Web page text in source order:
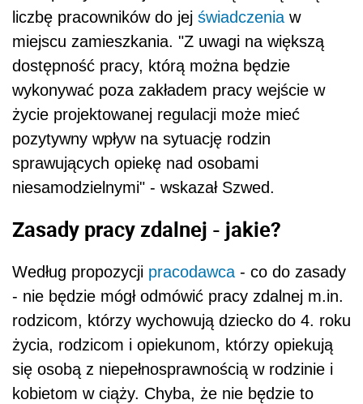
liczbę pracowników do jej świadczenia w
miejscu zamieszkania. "Z uwagi na większą
dostępność pracy, którą można będzie
wykonywać poza zakładem pracy wejście w
życie projektowanej regulacji może mieć
pozytywny wpływ na sytuację rodzin
sprawujących opiekę nad osobami
niesamodzielnymi" - wskazał Szwed.
Zasady pracy zdalnej - jakie?
Według propozycji pracodawca - co do zasady
- nie będzie mógł odmówić pracy zdalnej m.in.
rodzicom, którzy wychowują dziecko do 4. roku
życia, rodzicom i opiekunom, którzy opiekują
się osobą z niepełnosprawnością w rodzinie i
kobietom w ciąży. Chyba, że nie będzie to